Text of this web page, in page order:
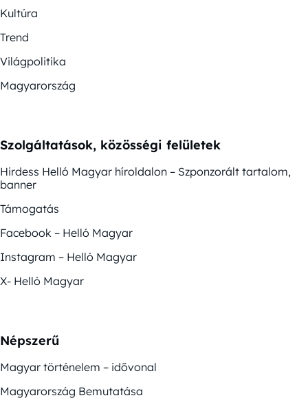
Kultúra
Trend
Világpolitika
Magyarország
Szolgáltatások, közösségi felületek
Hirdess Helló Magyar híroldalon – Szponzorált tartalom,
banner
Támogatás
Facebook – Helló Magyar
Instagram – Helló Magyar
X- Helló Magyar
Népszerű
Magyar történelem – idővonal
Magyarország Bemutatása